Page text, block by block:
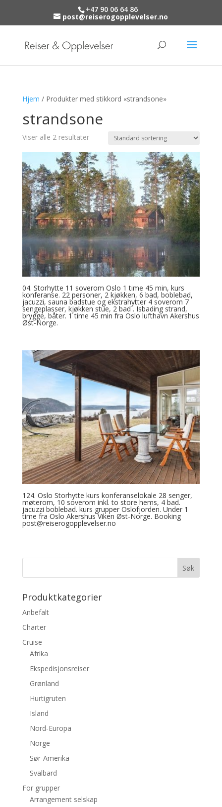
+47 90 06 64 86
post@reiserogopplevelser.no
Hjem / Produkter med stikkord «strandsone»
strandsone
Viser alle 2 resultater
04. Storhytte 11 soverom Oslo 1 time 45 min, kurs
konferanse. 22 personer, 2 kjøkken, 6 bad, boblebad,
jacuzzi, sauna badstue og ekstrahytter 4 soverom 7
sengeplasser, kjøkken stue, 2 bad . Isbading strand,
brygge, båter. 1 time 45 min fra Oslo lufthavn Akershus
Øst-Norge.
124. Oslo Storhytte kurs konferanselokale 28 senger,
møterom, 10 soverom inkl. to store hems, 4 bad.
jacuzzi boblebad. kurs grupper Oslofjorden. Under 1
time fra Oslo Akershus Viken Øst-Norge. Booking
post@reiserogopplevelser.no
Produktkategorier
Anbefalt
Charter
Cruise
Afrika
Ekspedisjonsreiser
Grønland
Hurtigruten
Island
Nord-Europa
Norge
Sør-Amerika
Svalbard
For grupper
Arrangement selskap